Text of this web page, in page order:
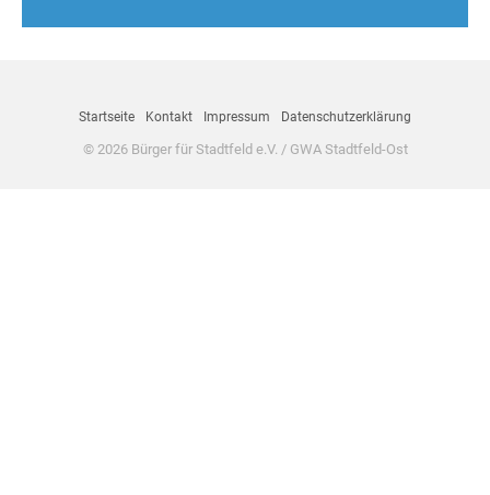
Startseite Kontakt Impressum Datenschutzerklärung
© 2026 Bürger für Stadtfeld e.V. / GWA Stadtfeld-Ost